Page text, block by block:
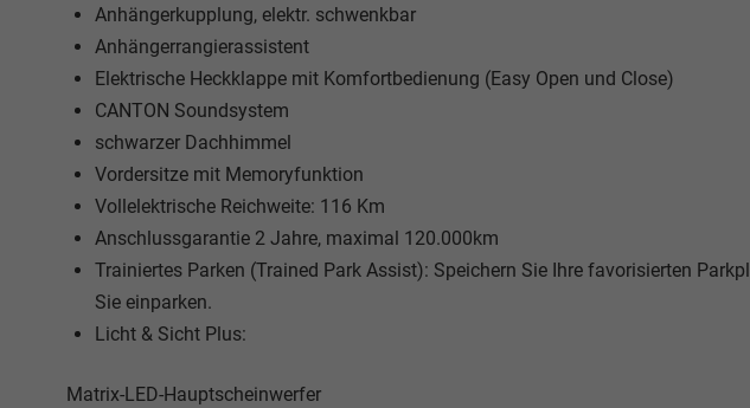
Anhängerkupplung, elektr. schwenkbar
Anhängerrangierassistent
Elektrische Heckklappe mit Komfortbedienung (Easy Open und Close)
CANTON Soundsystem
schwarzer Dachhimmel
Vordersitze mit Memoryfunktion
Vollelektrische Reichweite: 116 Km
Anschlussgarantie 2 Jahre, maximal 120.000km
Trainiertes Parken (Trained Park Assist): Speichern Sie Ihre favorisierten
Sie einparken.
Licht & Sicht Plus:
Matrix-LED-Hauptscheinwerfer